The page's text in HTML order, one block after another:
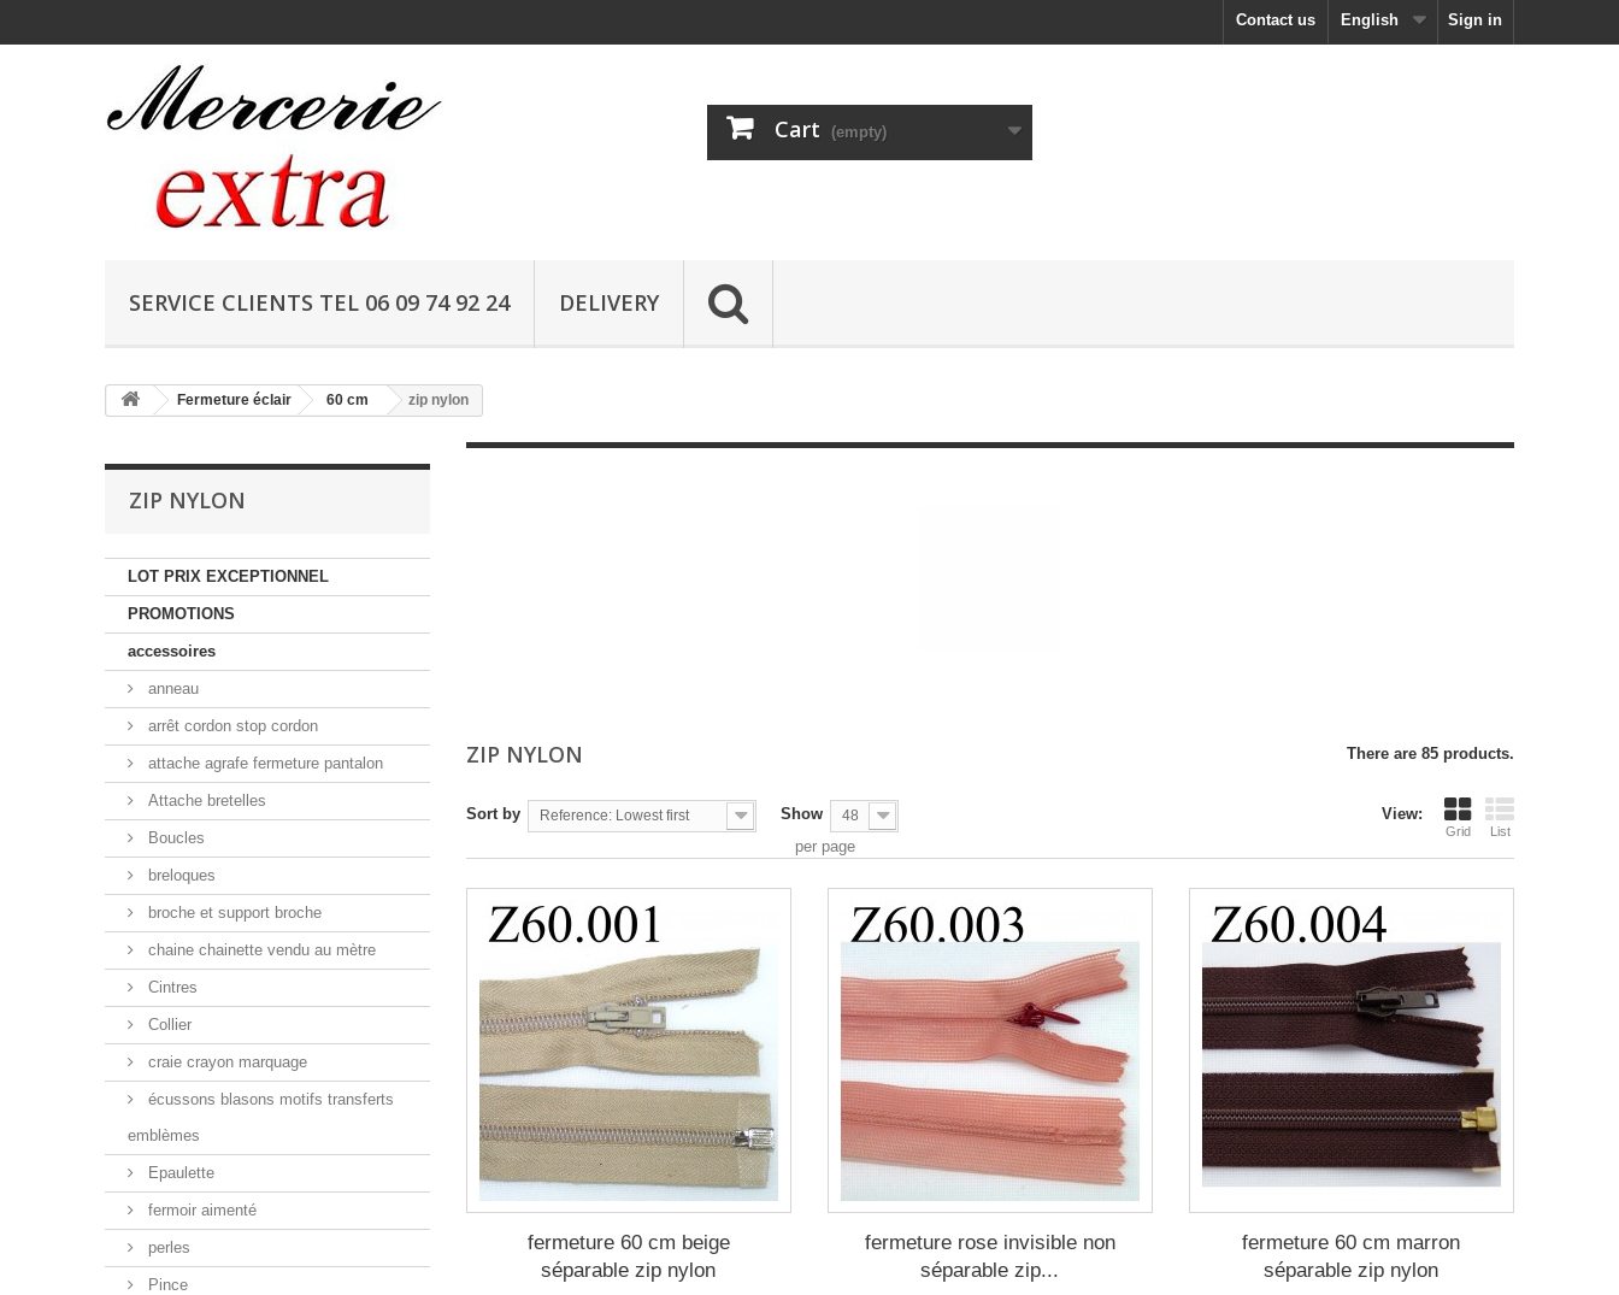
Sign in
English
Contact us
Cart (empty)
SERVICE CLIENTS TEL 06 09 74 92 24 DELIVERY
Fermeture éclair 60 cm zip nylon
ZIP NYLON
LOT PRIX EXCEPTIONNEL
PROMOTIONS
accessoires
anneau
arrêt cordon stop cordon
attache agrafe fermeture pantalon
Attache bretelles
Boucles
breloques
broche et support broche
chaine chainette vendu au mètre
Cintres
Collier
craie crayon marquage
écussons blasons motifs transferts
emblèmes
Epaulette
fermoir aimenté
perles
Pince
ZIP NYLON There are 85 products.
View:
Grid List
Sort by Reference: Lowest first Show 48
per page
fermeture 60 cm beige
séparable zip nylon
fermeture rose invisible non
séparable zip...
fermeture 60 cm marron
séparable zip nylon